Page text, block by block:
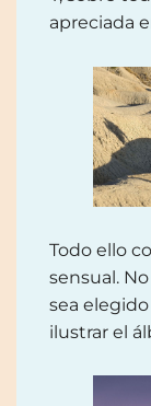
apreciada
Todo ello
sensual.
sea
ilustrar el